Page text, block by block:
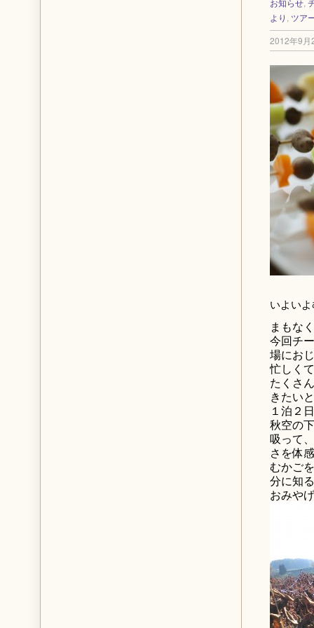
お知らせ,
より ツア
2012年9月
いよい
まもな
今回チ
場にお
忙しく
たくさ
きたい
１泊２
秋空の
吸って
さを体
むかご
分に知
おみや